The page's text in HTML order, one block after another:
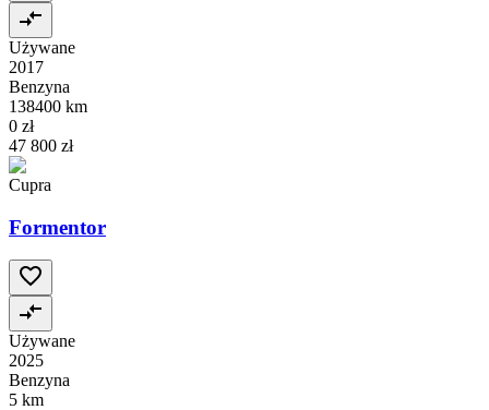
Używane
2017
Benzyna
138400 km
0 zł
47 800 zł
Cupra
Formentor
Używane
2025
Benzyna
5 km